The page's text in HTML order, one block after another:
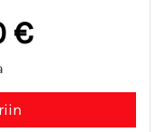
€